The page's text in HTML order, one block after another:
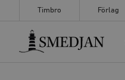
Timbro Förlag
Timbro